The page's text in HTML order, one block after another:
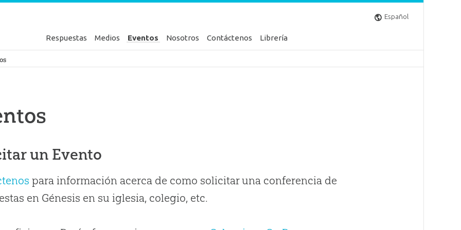
Español
Respuestas Medios Eventos Nosotros Contáctenos Librería
Génesis
un Evento
para información acerca de como solicitar una conferencia de
en Génesis en su iglesia, colegio, etc.